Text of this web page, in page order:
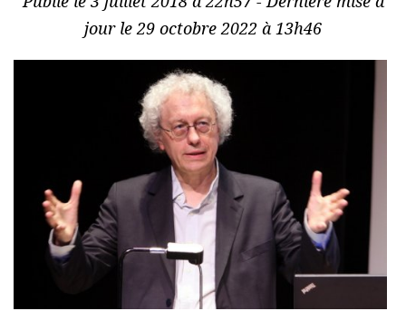
jour le 29 octobre 2022 à 13h46